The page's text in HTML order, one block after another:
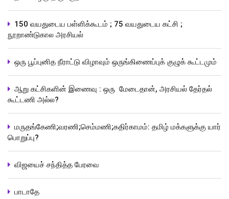
150 வயதுடைய பள்ளிக்கூடம் ; 75 வயதுடைய கட்சி ;
நூறாண்டுகால அரசியல்
ஒரு பூப்புனித நீராட்டு விழாவும் ஒருங்கிணைப்புக் குழுக் கூட்டமும்
ஆறு கட்சிகளின் இணைவு : ஒரு மேடைதான், அரசியல் தேர்தல்
கூட்டணி அல்ல?
மருதங்கேணி;வரணி;செம்மணி;கதிர்காமம்: தமிழ் மக்களுக்கு யார்
பொறுப்பு?
விஜயைச் சந்தித்த பேரவை
பாடாதே